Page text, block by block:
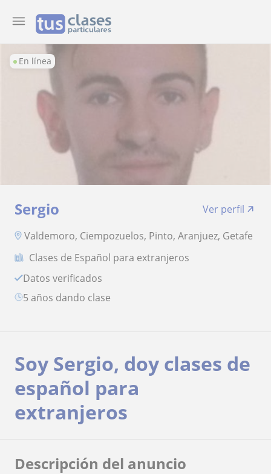
En línea
Sergio
Ver perfil
Valdemoro, Ciempozuelos, Pinto, Aranjuez, Getafe
Clases de Español para extranjeros
Datos verificados
5 años dando clase
Soy Sergio, doy clases de
español para
extranjeros
Descripción del anuncio